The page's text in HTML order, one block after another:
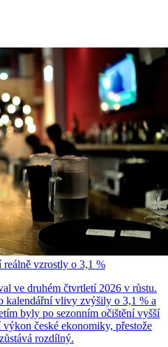
vzrostly o 3,1 %
ve druhém čtvrtletí 2026 v růstu.
kalendářní vlivy zvýšily o 3,1 % a
byly po sezonním očištění vyšší
české ekonomiky, přestože
rozdílný.